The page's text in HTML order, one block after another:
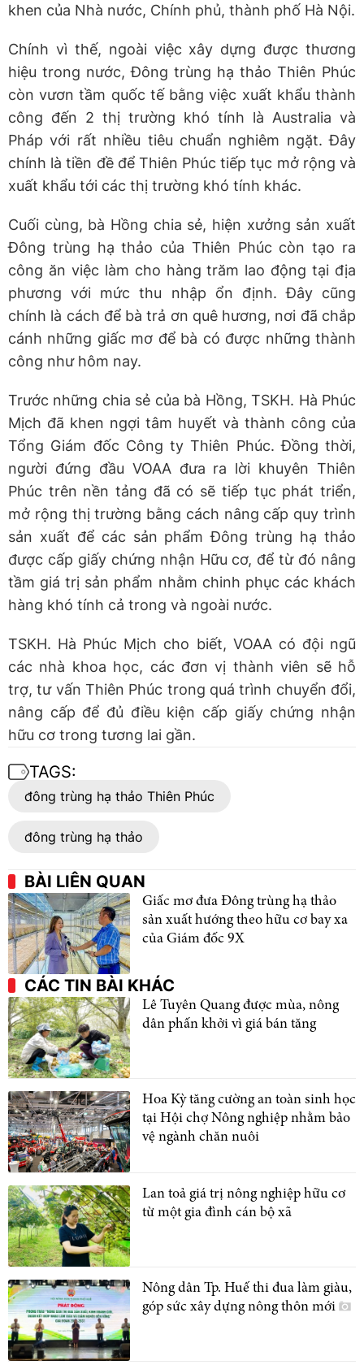
khen của Nhà nước, Chính phủ, thành phố Hà Nội.
Chính vì thế, ngoài việc xây dựng được thương
hiệu trong nước, Đông trùng hạ thảo Thiên Phúc
còn vươn tầm quốc tế bằng việc xuất khẩu thành
công đến 2 thị trường khó tính là Australia và
Pháp với rất nhiều tiêu chuẩn nghiêm ngặt. Đây
chính là tiền đề để Thiên Phúc tiếp tục mở rộng và
xuất khẩu tới các thị trường khó tính khác.
Cuối cùng, bà Hồng chia sẻ, hiện xưởng sản xuất
Đông trùng hạ thảo của Thiên Phúc còn tạo ra
công ăn việc làm cho hàng trăm lao động tại địa
phương với mức thu nhập ổn định. Đây cũng
chính là cách để bà trả ơn quê hương, nơi đã chắp
cánh những giấc mơ để bà có được những thành
công như hôm nay.
Trước những chia sẻ của bà Hồng, TSKH. Hà Phúc
Mịch đã khen ngợi tâm huyết và thành công của
Tổng Giám đốc Công ty Thiên Phúc. Đồng thời,
người đứng đầu VOAA đưa ra lời khuyên Thiên
Phúc trên nền tảng đã có sẽ tiếp tục phát triển,
mở rộng thị trường bằng cách nâng cấp quy trình
sản xuất để các sản phẩm Đông trùng hạ thảo
được cấp giấy chứng nhận Hữu cơ, để từ đó nâng
tầm giá trị sản phẩm nhằm chinh phục các khách
hàng khó tính cả trong và ngoài nước.
TSKH. Hà Phúc Mịch cho biết, VOAA có đội ngũ
các nhà khoa học, các đơn vị thành viên sẽ hỗ
trợ, tư vấn Thiên Phúc trong quá trình chuyển đổi,
nâng cấp để đủ điều kiện cấp giấy chứng nhận
hữu cơ trong tương lai gần.
TAGS:
đông trùng hạ thảo Thiên Phúc
đông trùng hạ thảo
BÀI LIÊN QUAN
Giấc mơ đưa Đông trùng hạ thảo
sản xuất hướng theo hữu cơ bay xa
của Giám đốc 9X
CÁC TIN BÀI KHÁC
Lê Tuyên Quang được mùa, nông
dân phấn khởi vì giá bán tăng
Hoa Kỳ tăng cường an toàn sinh học
tại Hội chợ Nông nghiệp nhằm bảo
vệ ngành chăn nuôi
Lan toả giá trị nông nghiệp hữu cơ
từ một gia đình cán bộ xã
Nông dân Tp. Huế thi đua làm giàu,
góp sức xây dựng nông thôn mới